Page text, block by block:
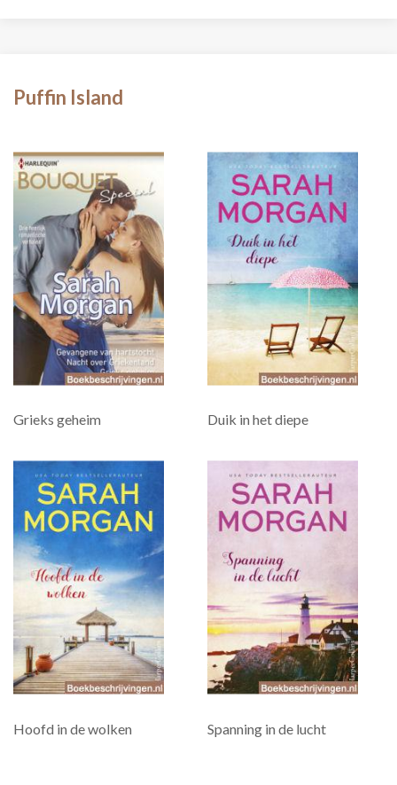
Puffin Island
Grieks geheim Duik in het diepe
Hoofd in de wolken Spanning in de lucht